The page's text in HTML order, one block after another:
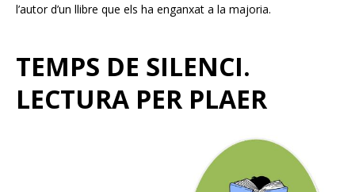
l’autor d’un llibre que els ha enganxat a la majoria.
TEMPS DE SILENCI.
LECTURA PER PLAER